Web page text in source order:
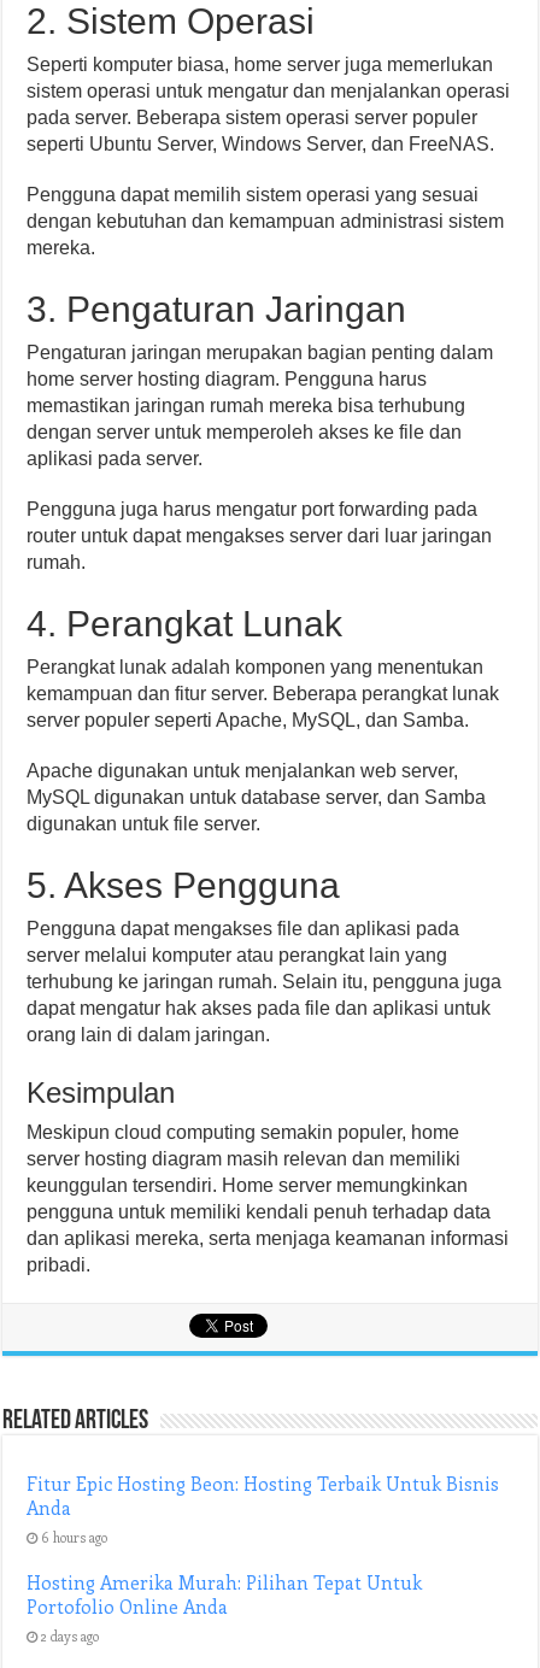
2. Sistem Operasi
Seperti komputer biasa, home server juga memerlukan
sistem operasi untuk mengatur dan menjalankan operasi
pada server. Beberapa sistem operasi server populer
seperti Ubuntu Server, Windows Server, dan FreeNAS.
Pengguna dapat memilih sistem operasi yang sesuai
dengan kebutuhan dan kemampuan administrasi sistem
mereka.
3. Pengaturan Jaringan
Pengaturan jaringan merupakan bagian penting dalam
home server hosting diagram. Pengguna harus
memastikan jaringan rumah mereka bisa terhubung
dengan server untuk memperoleh akses ke file dan
aplikasi pada server.
Pengguna juga harus mengatur port forwarding pada
router untuk dapat mengakses server dari luar jaringan
rumah.
4. Perangkat Lunak
Perangkat lunak adalah komponen yang menentukan
kemampuan dan fitur server. Beberapa perangkat lunak
server populer seperti Apache, MySQL, dan Samba.
Apache digunakan untuk menjalankan web server,
MySQL digunakan untuk database server, dan Samba
digunakan untuk file server.
5. Akses Pengguna
Pengguna dapat mengakses file dan aplikasi pada
server melalui komputer atau perangkat lain yang
terhubung ke jaringan rumah. Selain itu, pengguna juga
dapat mengatur hak akses pada file dan aplikasi untuk
orang lain di dalam jaringan.
Kesimpulan
Meskipun cloud computing semakin populer, home
server hosting diagram masih relevan dan memiliki
keunggulan tersendiri. Home server memungkinkan
pengguna untuk memiliki kendali penuh terhadap data
dan aplikasi mereka, serta menjaga keamanan informasi
pribadi.
Related Articles
Fitur Epic Hosting Beon: Hosting Terbaik Untuk Bisnis
Anda
6 hours ago
Hosting Amerika Murah: Pilihan Tepat Untuk
Portofolio Online Anda
2 days ago